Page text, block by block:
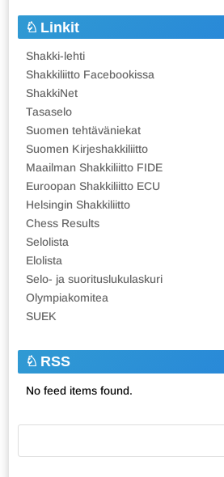
Linkit
Shakki-lehti
Shakkiliitto Facebookissa
ShakkiNet
Tasaselo
Suomen tehtäväniekat
Suomen Kirjeshakkiliitto
Maailman Shakkiliitto FIDE
Euroopan Shakkiliitto ECU
Helsingin Shakkiliitto
Chess Results
Selolista
Elolista
Selo- ja suorituslukulaskuri
Olympiakomitea
SUEK
RSS
No feed items found.